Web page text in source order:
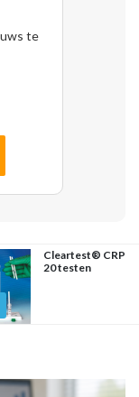
te
Cleartest® CRP
20 testen